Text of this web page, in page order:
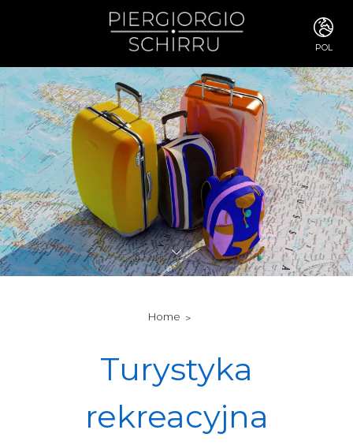
POL
ITA
ENG
FRA
DEU
ESP
RUS
CHI
JPN
SVE
POR
ARA
DUT
KOR
Home
Turystyka
rekreacyjna